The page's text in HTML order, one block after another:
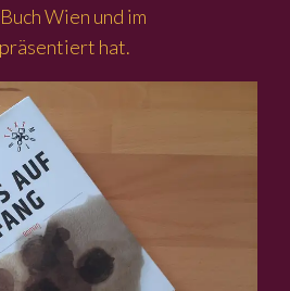
Wien und im
hat.